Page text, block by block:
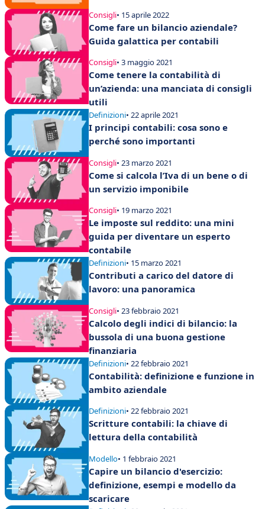
Consigli• 15 aprile 2022
Come fare un bilancio aziendale?
Guida galattica per contabili
Consigli• 3 maggio 2021
Come tenere la contabilità di
un’azienda: una manciata di consigli
utili
Definizioni• 22 aprile 2021
I principi contabili: cosa sono e
perché sono importanti
Consigli• 23 marzo 2021
Come si calcola l’Iva di un bene o di
un servizio imponibile
Consigli• 19 marzo 2021
Le imposte sul reddito: una mini
guida per diventare un esperto
contabile
Definizioni• 15 marzo 2021
Contributi a carico del datore di
lavoro: una panoramica
Consigli• 23 febbraio 2021
Calcolo degli indici di bilancio: la
bussola di una buona gestione
finanziaria
Definizioni• 22 febbraio 2021
Contabilità: definizione e funzione in
ambito aziendale
Definizioni• 22 febbraio 2021
Scritture contabili: la chiave di
lettura della contabilità
Modello• 1 febbraio 2021
Capire un bilancio d'esercizio:
definizione, esempi e modello da
scaricare